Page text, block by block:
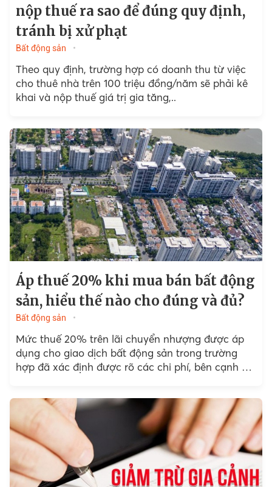
nộp thuế ra sao để đúng quy định,
tránh bị xử phạt
Bất động sản
Theo quy định, trường hợp có doanh thu từ việc
cho thuê nhà trên 100 triệu đồng/năm sẽ phải kê
khai và nộp thuế giá trị gia tăng,..
Áp thuế 20% khi mua bán bất động
sản, hiểu thế nào cho đúng và đủ?
Bất động sản
Mức thuế 20% trên lãi chuyển nhượng được áp
dụng cho giao dịch bất động sản trong trường
hợp đã xác định được rõ các chi phí, bên cạnh đó